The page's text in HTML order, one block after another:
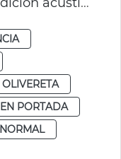
OLIVERETA
EN PORTADA
NORMAL